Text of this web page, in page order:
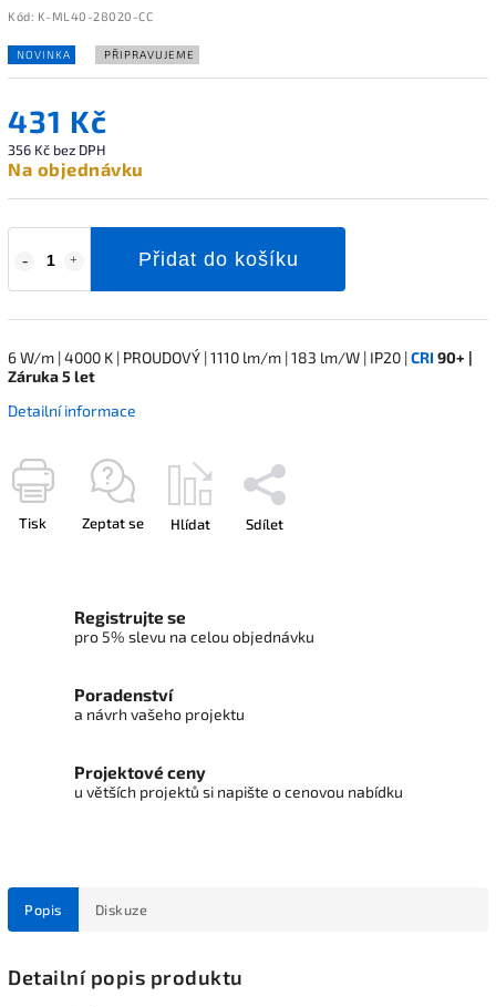
Kód: K-ML40-28020-CC
NOVINKA PŘIPRAVUJEME
431 Kč
356 Kč bez DPH
Na objednávku
Přidat do košíku
6 W/m | 4000 K | PROUDOVÝ | 1110 lm/m | 183 lm/W | IP20 |CRI90+ |
Záruka 5 let
Detailní informace
Tisk Zeptat se Hlídat Sdílet
Registrujte se
pro 5% slevu na celou objednávku
Poradenství
a návrh vašeho projektu
Projektové ceny
u větších projektů si napište o cenovou nabídku
Popis Diskuze
Detailní popis produktu